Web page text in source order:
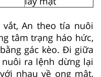
An theo tía nuôi
tâm trạng háo hức,
gác kèo. Đi giữa
ra lệnh dừng lại
nhau về ong mật,